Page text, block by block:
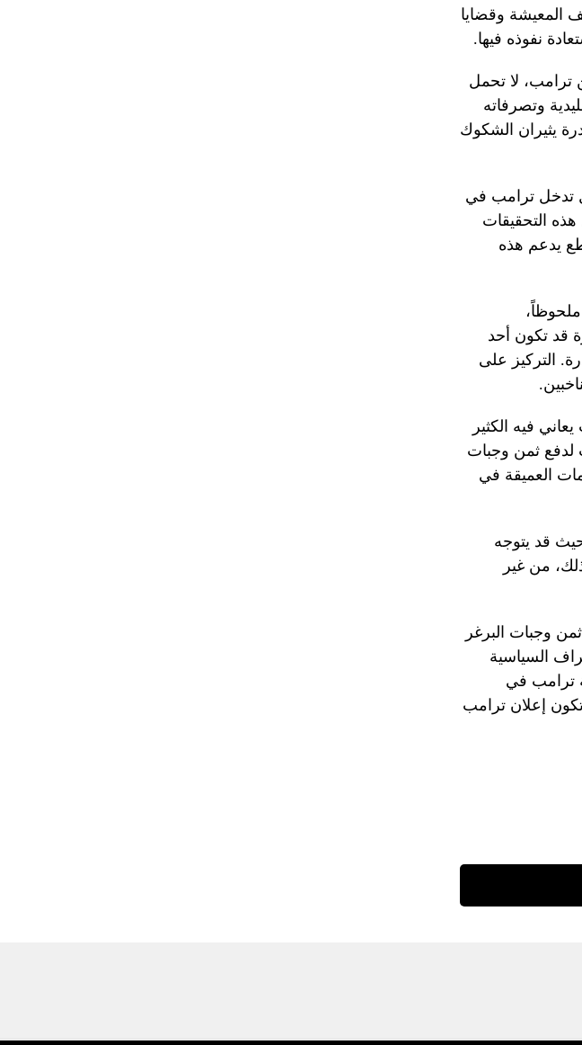
المعيشة وقضايا
نفوذه فيها.
ترامب، لا تحمل
وتصرفاته
يثيران الشكوك
تدخل ترامب في
التحقيقات
يدعم هذه
قد تكون أحد
التركيز على
فيه الكثير
لدفع ثمن وجبات
العميقة في
قد يتوجه
من غير
وجبات البرغر
السياسية
ترامب في
إعلان ترامب